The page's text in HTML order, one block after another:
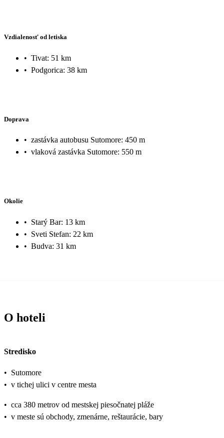
Vzdialenosť od letiska
• Tivat: 51 km
• Podgorica: 38 km
Doprava
• zastávka autobusu Sutomore: 450 m
• vlaková zastávka Sutomore: 550 m
Okolie
• Starý Bar: 13 km
• Sveti Stefan: 22 km
• Budva: 31 km
O hoteli
Stredisko
• Sutomore
• v tichej ulici v centre mesta
• cca 380 metrov od mestskej piesočnatej pláže
• v meste sú obchody, zmenárne, reštaurácie, bary